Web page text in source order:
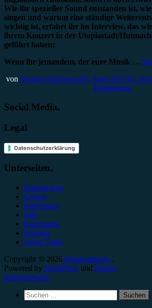
Wie ihr spezieller Sound entstanden ist,
singen und warum eine ständige
wichtig ist, erfahrt ihr im Interview, das wir
ihrem Konzert in der Utopiastadt/
geführt haben:
Wenn ihr jemandem, der eure Musik …
von Yvonne Hopfensack9. April 201710.
Kommentar
Social Media.
Legal
Datenschutzerklärung
Unterseiten.
Datenschutz
Genres
Impressum
Jobs
Kategorien
Kontakt
Unser Team
Copyright © 2026 minutenmusik..
Powered by WordPress und Arouse.
minutenmusik.
Suchen
nach: